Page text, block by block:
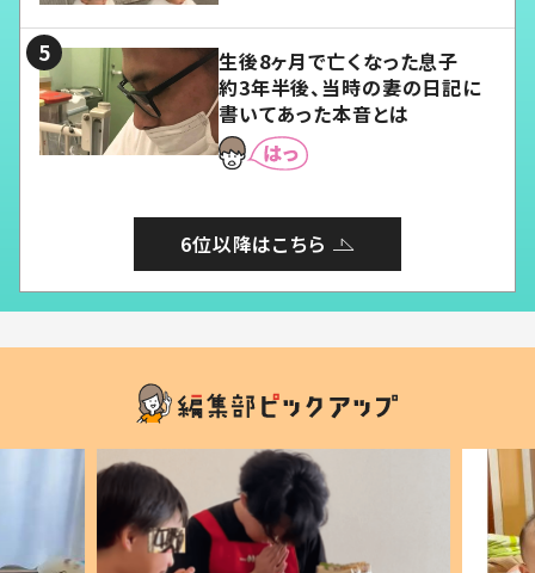
生後8ヶ月で亡くなった息子
約3年半後、当時の妻の日記に
書いてあった本音とは
6位以降はこちら